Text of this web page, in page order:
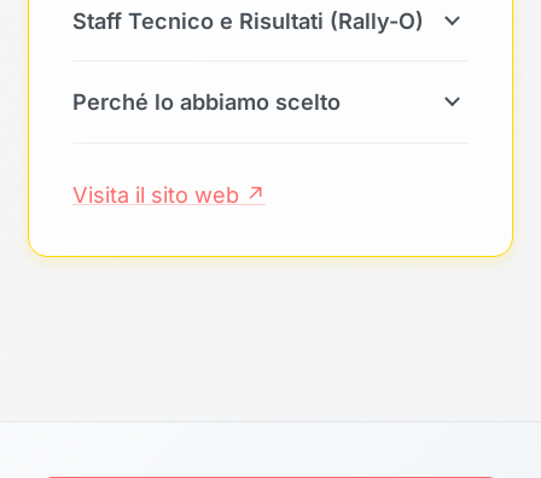
Staff Tecnico e Risultati (Rally-O)
Perché lo abbiamo scelto
Visita il sito web ↗